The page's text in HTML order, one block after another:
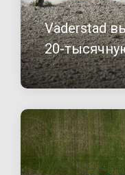
Väderstad
20-